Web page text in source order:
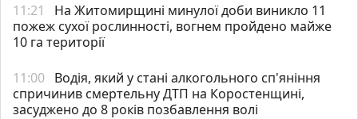
11:21
На Житомирщині минулої доби виникло 11
пожеж сухої рослинності, вогнем пройдено майже
10 га території
11:00 Водія, який у стані алкогольного сп'яніння
спричинив смертельну ДТП на Коростенщині,
засуджено до 8 років позбавлення волі